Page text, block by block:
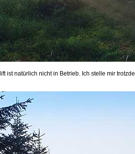
ist natürlich nicht in Betrieb. Ich stelle mir